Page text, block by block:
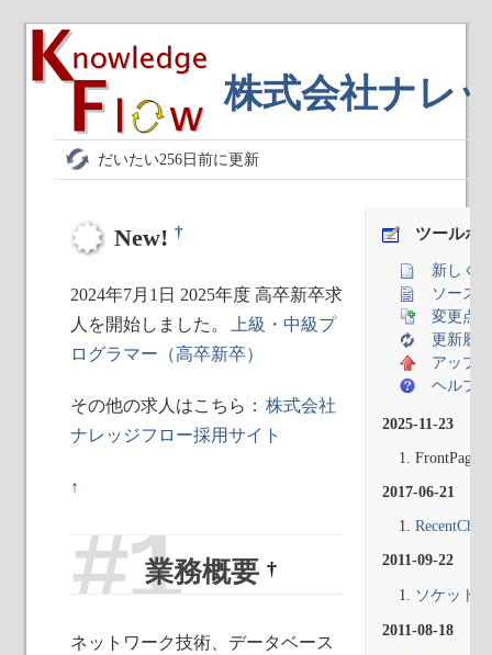
株式会社ナレ
だいたい256日前に更新
New! †
2024年7月1日 2025年度 高卒新卒求
人を開始しました。
上級・中級プ
ログラマー（高卒新卒）
その他の求人はこちら： 株式会社
ナレッジフロー採用サイト
↑
業務概要 †
ネットワーク技術、データベース
ツールボ
新しく
ソース
変更点
更新履歴
アップ
ヘルプ
2025-11-23
FrontPage
2017-06-21
2011-09-22
ソケット
2011-08-18